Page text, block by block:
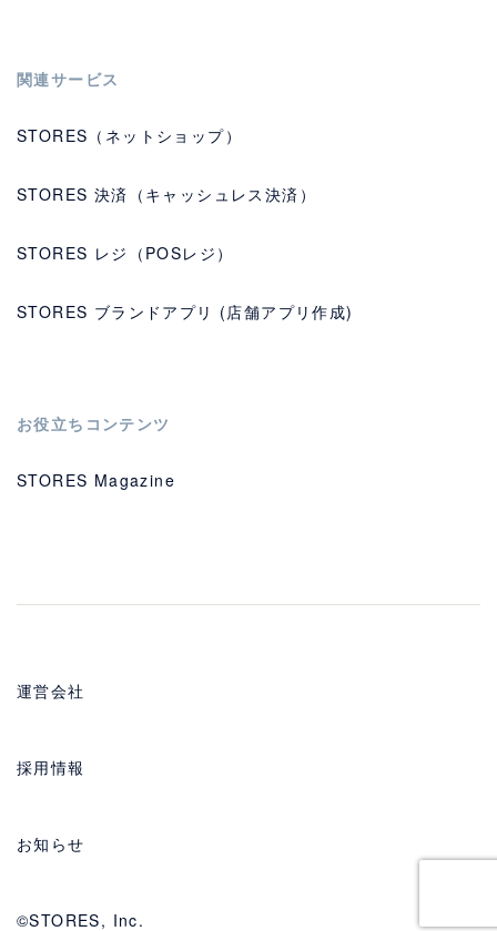
関連サービス
STORES（ネットショップ）
STORES 決済（キャッシュレス決済）
STORES レジ（POSレジ）
STORES ブランドアプリ (店舗アプリ作成)
お役立ちコンテンツ
STORES Magazine
運営会社
採用情報
お知らせ
©STORES, Inc.